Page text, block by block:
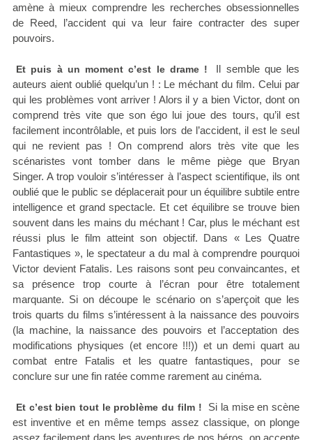
amène à mieux comprendre les recherches obsessionnelles
de Reed, l’accident qui va leur faire contracter des super
pouvoirs.
Et puis à un moment c’est le drame !
Il semble que les
auteurs aient oublié quelqu’un ! : Le méchant du film. Celui par
qui les problèmes vont arriver ! Alors il y a bien Victor, dont on
comprend très vite que son égo lui joue des tours, qu’il est
facilement incontrôlable, et puis lors de l’accident, il est le seul
qui ne revient pas ! On comprend alors très vite que les
scénaristes vont tomber dans le même piège que Bryan
Singer. A trop vouloir s’intéresser à l’aspect scientifique, ils ont
oublié que le public se déplacerait pour un équilibre subtile entre
intelligence et grand spectacle. Et cet équilibre se trouve bien
souvent dans les mains du méchant ! Car, plus le méchant est
réussi plus le film atteint son objectif. Dans « Les Quatre
Fantastiques », le spectateur a du mal à comprendre pourquoi
Victor devient Fatalis. Les raisons sont peu convaincantes, et
sa présence trop courte à l’écran pour être totalement
marquante. Si on découpe le scénario on s’aperçoit que les
trois quarts du films s’intéressent à la naissance des pouvoirs
(la machine, la naissance des pouvoirs et l’acceptation des
modifications physiques (et encore !!!)) et un demi quart au
combat entre Fatalis et les quatre fantastiques, pour se
conclure sur une fin ratée comme rarement au cinéma.
Et c’est bien tout le problème du film !
Si la mise en scène
est inventive et en même temps assez classique, on plonge
assez facilement dans les aventures de nos héros, on accepte